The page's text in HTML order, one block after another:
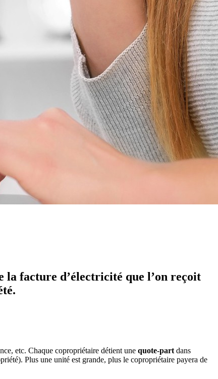
la facture d’électricité que l’on reçoit
etc. Chaque copropriétaire détient une quote-part dans
Plus une unité est grande, plus le copropriétaire payera de